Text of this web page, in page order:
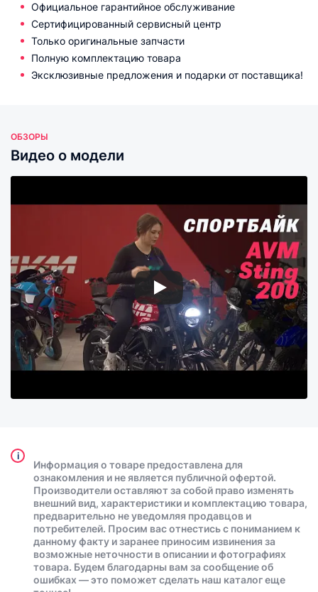
Официальное гарантийное обслуживание
Сертифицированный сервисный центр
Только оригинальные запчасти
Полную комплектацию товара
Эксклюзивные предложения и подарки от поставщика!
ОБЗОРЫ
Видео о модели
i
Информация о товаре предоставлена для
ознакомления и не является публичной офертой.
Производители оставляют за собой право изменять
внешний вид, характеристики и комплектацию товара,
предварительно не уведомляя продавцов и
потребителей. Просим вас отнестись с пониманием к
данному факту и заранее приносим извинения за
возможные неточности в описании и фотографиях
товара. Будем благодарны вам за сообщение об
ошибках — это поможет сделать наш каталог еще